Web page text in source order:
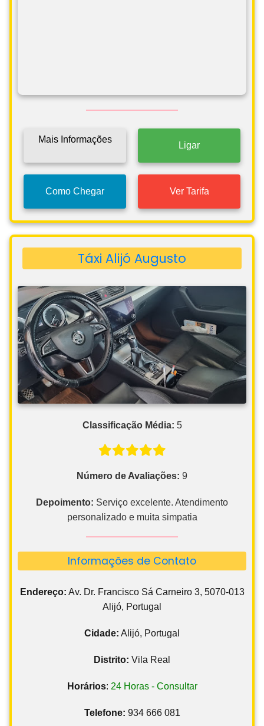
Mais Informações
Ligar
Como Chegar Ver Tarifa
Táxi Alijó Augusto
Classificação Média: 5
Número de Avaliações: 9
Depoimento: Serviço excelente. Atendimento
personalizado e muita simpatia
Informações de Contato
Endereço: Av. Dr. Francisco Sá Carneiro 3, 5070-013
Alijó, Portugal
Cidade: Alijó, Portugal
Distrito: Vila Real
Horários: 24 Horas - Consultar
Telefone: 934 666 081